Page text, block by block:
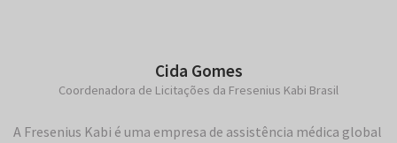
Cida Gomes
Coordenadora de Licitações da Fresenius Kabi Brasil
A Fresenius Kabi é uma empresa de assistência médica global